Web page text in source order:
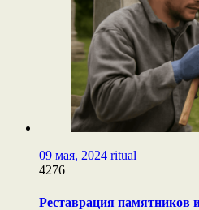
09 мая, 2024 ritual
4276
Реставрация памятников